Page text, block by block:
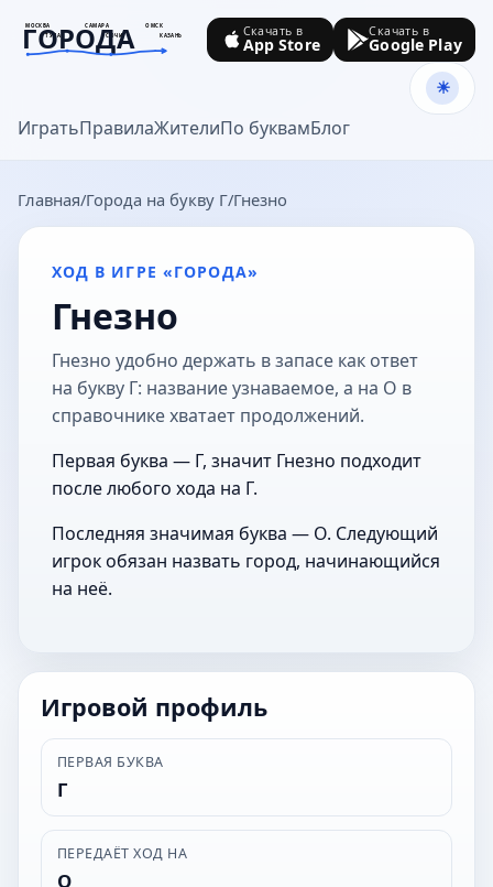
МОСКВА САМАРА
ОМСК
ТУЛА
СОЧИ КАЗАНЬ
ГОРОДА
goroda-na.ru
ИгратьПравилаЖителиПо буквамБлог
Скачать в
App Store
Скачать в
Google Play
Главная Города на букву Г Гнезно
ХОД В ИГРЕ «ГОРОДА»
Гнезно
Гнезно удобно держать в запасе как ответ
на букву Г: название узнаваемое, а на О в
справочнике хватает продолжений.
Первая буква — Г, значит Гнезно подходит
после любого хода на Г.
Последняя значимая буква — О. Следующий
игрок обязан назвать город, начинающийся
на неё.
Игровой профиль
ПЕРВАЯ БУКВА
Г
ПЕРЕДАЁТ ХОД НА
О